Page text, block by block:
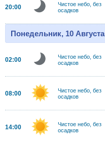
20:00
Чистое небо, без
осадков
Понедельник, 10 Августа
02:00
Чистое небо, без
осадков
08:00
Чистое небо, без
осадков
14:00
Чистое небо, без
осадков